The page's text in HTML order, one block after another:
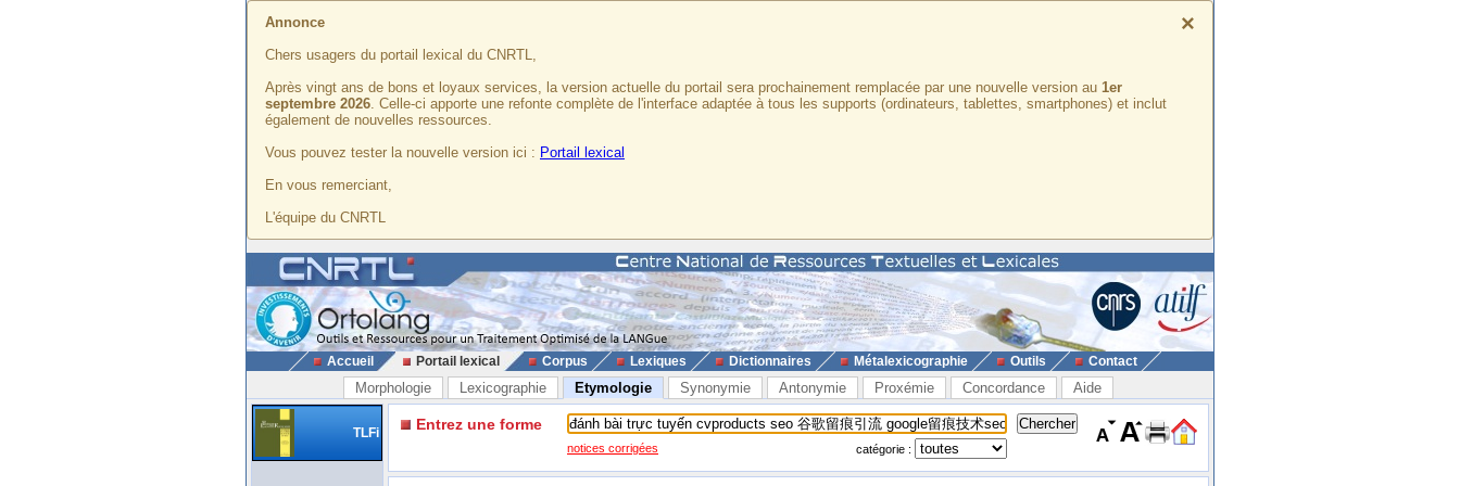
×
Annonce
Chers usagers du portail lexical du CNRTL,
Après vingt ans de bons et loyaux services, la version actuelle du portail sera prochainement remplacée par une nouvelle version au 1er
septembre 2026. Celle-ci apporte une refonte complète de l'interface adaptée à tous les supports (ordinateurs, tablettes, smartphones) et inclut
également de nouvelles ressources.
Vous pouvez tester la nouvelle version ici : Portail lexical
En vous remerciant,
L'équipe du CNRTL
Accueil Portail lexical Corpus Lexiques Dictionnaires Métalexicographie Outils Contact
Morphologie Lexicographie Etymologie Synonymie Antonymie Proxémie Concordance Aide
TLFi Entrez une forme
notices corrigées catégorie :